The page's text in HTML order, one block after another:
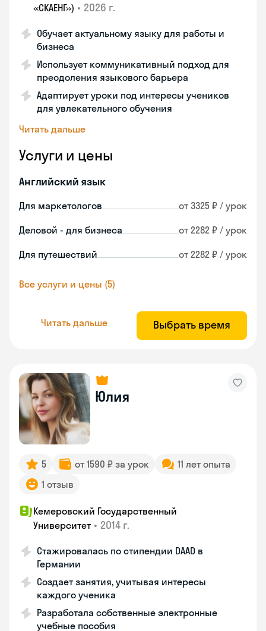
«СКАЕНГ») • 2026 г.
Обучает актуальному языку для работы и
бизнеса
Использует коммуникативный подход для
преодоления языкового барьера
Адаптирует уроки под интересы учеников
для увлекательного обучения
Читать дальше
Услуги и цены
Английский язык
Для маркетологов от 3325 ₽ / урок
Деловой - для бизнеса от 2282 ₽ / урок
Для путешествий от 2282 ₽ / урок
Все услуги и цены (5)
Читать дальше Выбрать время
Юлия
5 от 1590 ₽ за урок
11 лет опыта
1 отзыв
Кемеровский Государственный
Университет • 2014 г.
Стажировалась по стипендии DAAD в
Германии
Создает занятия, учитывая интересы
каждого ученика
Разработала собственные электронные
учебные пособия